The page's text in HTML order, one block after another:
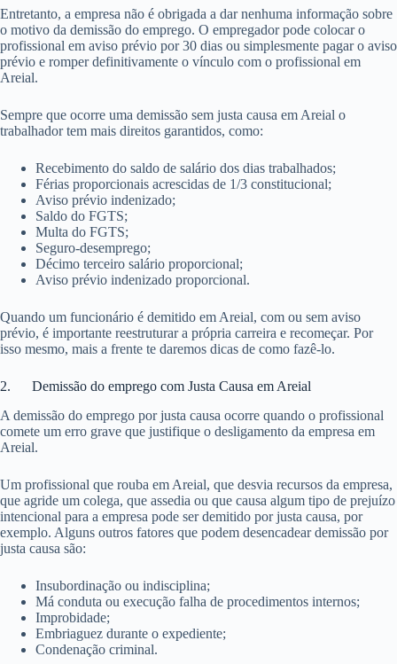
Entretanto, a empresa não é obrigada a dar nenhuma informação sobre
o motivo da demissão do emprego. O empregador pode colocar o
profissional em aviso prévio por 30 dias ou simplesmente pagar o aviso
prévio e romper definitivamente o vínculo com o profissional em
Areial.
Sempre que ocorre uma demissão sem justa causa em Areial o
trabalhador tem mais direitos garantidos, como:
Recebimento do saldo de salário dos dias trabalhados;
Férias proporcionais acrescidas de 1/3 constitucional;
Aviso prévio indenizado;
Saldo do FGTS;
Multa do FGTS;
Seguro-desemprego;
Décimo terceiro salário proporcional;
Aviso prévio indenizado proporcional.
Quando um funcionário é demitido em Areial, com ou sem aviso
prévio, é importante reestruturar a própria carreira e recomeçar. Por
isso mesmo, mais a frente te daremos dicas de como fazê-lo.
2. Demissão do emprego com Justa Causa em Areial
A demissão do emprego por justa causa ocorre quando o profissional
comete um erro grave que justifique o desligamento da empresa em
Areial.
Um profissional que rouba em Areial, que desvia recursos da empresa,
que agride um colega, que assedia ou que causa algum tipo de prejuízo
intencional para a empresa pode ser demitido por justa causa, por
exemplo. Alguns outros fatores que podem desencadear demissão por
justa causa são:
Insubordinação ou indisciplina;
Má conduta ou execução falha de procedimentos internos;
Improbidade;
Embriaguez durante o expediente;
Condenação criminal.